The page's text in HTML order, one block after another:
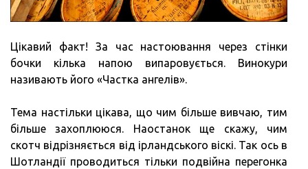
Цікавий факт! За час настоювання через стінки
бочки кілька напою випаровується. Винокури
називають його «Частка ангелів».
Тема настільки цікава, що чим більше вивчаю, тим
більше захоплююся. Наостанок ще скажу, чим
скотч відрізняється від ірландського віскі. Так ось в
Шотландії проводиться тільки подвійна перегонка